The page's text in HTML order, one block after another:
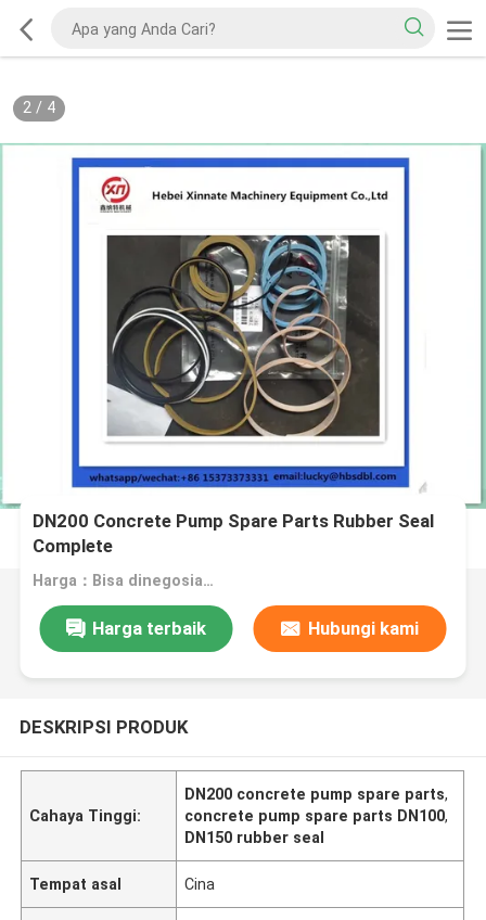
2/ 4
DN200 Concrete Pump Spare Parts Rubber Seal
Complete
Harga：Bisa dinegosiasikan
Harga terbaik Hubungi kami
DESKRIPSI PRODUK
Cahaya Tinggi:
DN200 concrete pump spare parts,
concrete pump spare parts DN100,
DN150 rubber seal
Tempat asal Cina